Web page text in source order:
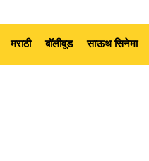
मराठी बॉलीवूड साऊथ सिनेमा